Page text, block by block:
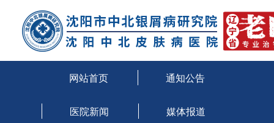
网站首页 通知公告
医院新闻 媒体报道
沈阳治疗牛皮癣医院
沈阳市牛皮癣医院